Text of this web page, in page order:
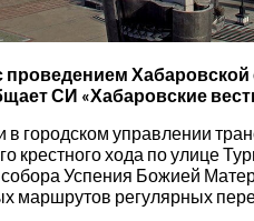
2021
2022
проведением Хабаровской
СИ «Хабаровские
в городском управлении
крестного хода по улице
Успения Божией
маршрутов регулярных